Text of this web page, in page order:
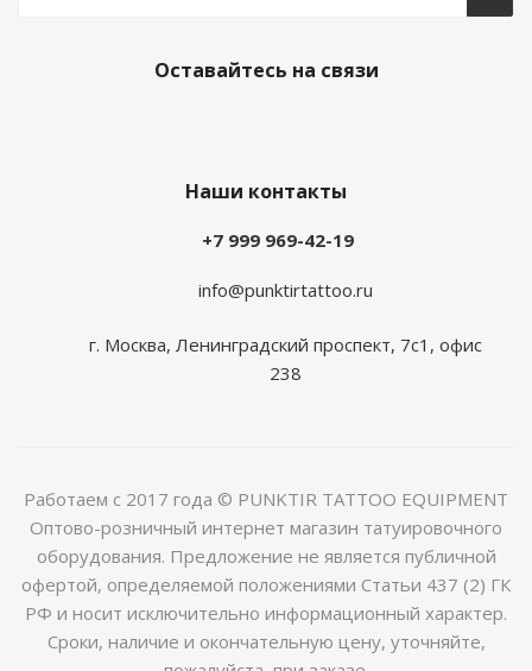
Оставайтесь на связи
Наши контакты
+7 999 969-42-19
info@punktirtattoo.ru
г. Москва, Ленинградский проспект, 7с1, офис
238
Работаем с 2017 года © PUNKTIR TATTOO EQUIPMENT
Оптово-розничный интернет магазин татуировочного
оборудования. Предложение не является публичной
офертой, определяемой положениями Статьи 437 (2) ГК
РФ и носит исключительно информационный характер.
Сроки, наличие и окончательную цену, уточняйте,